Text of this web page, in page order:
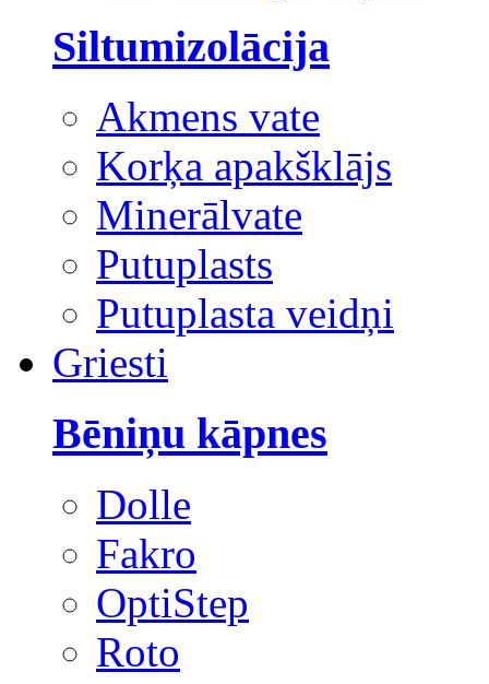
Siltumizolācija
Akmens vate
Korķa apakšklājs
Minerālvate
Putuplasts
Putuplasta veidņi
Griesti
Bēniņu kāpnes
Dolle
Fakro
OptiStep
Roto